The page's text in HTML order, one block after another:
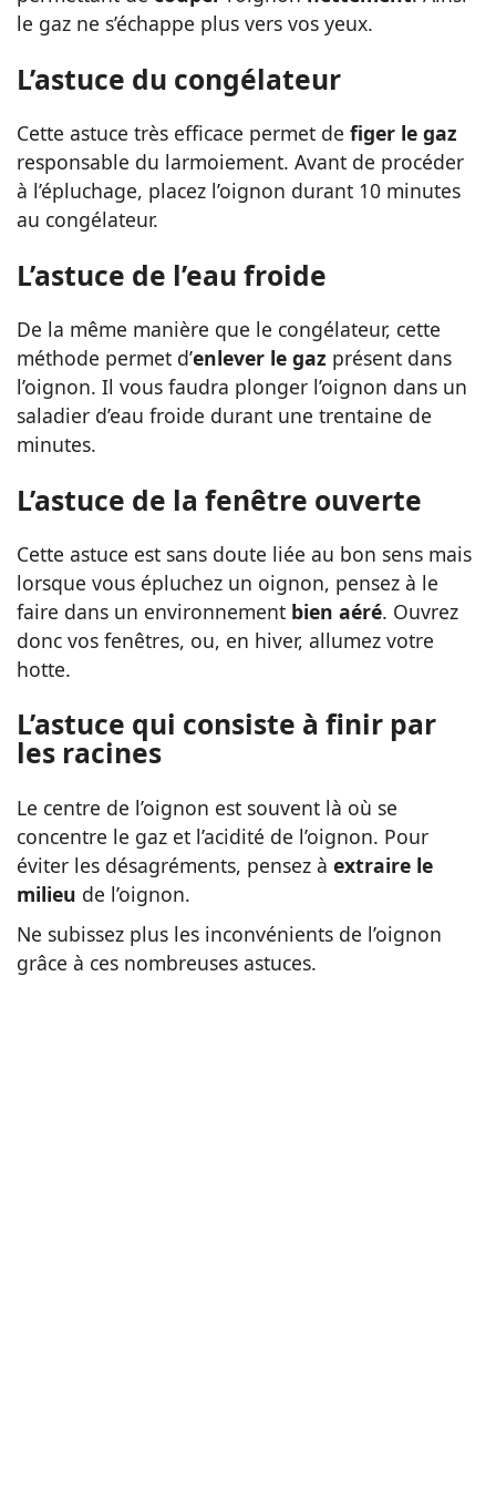
le gaz ne s’échappe plus vers vos yeux.
L’astuce du congélateur
Cette astuce très efficace permet de figer le gaz
responsable du larmoiement. Avant de procéder
à l’épluchage, placez l’oignon durant 10 minutes
au congélateur.
L’astuce de l’eau froide
De la même manière que le congélateur, cette
méthode permet d’enlever le gaz présent dans
l’oignon. Il vous faudra plonger l’oignon dans un
saladier d’eau froide durant une trentaine de
minutes.
L’astuce de la fenêtre ouverte
Cette astuce est sans doute liée au bon sens mais
lorsque vous épluchez un oignon, pensez à le
faire dans un environnement bien aéré. Ouvrez
donc vos fenêtres, ou, en hiver, allumez votre
hotte.
L’astuce qui consiste à finir par
les racines
Le centre de l’oignon est souvent là où se
concentre le gaz et l’acidité de l’oignon. Pour
éviter les désagréments, pensez à extraire le
milieu de l’oignon.
Ne subissez plus les inconvénients de l’oignon
grâce à ces nombreuses astuces.